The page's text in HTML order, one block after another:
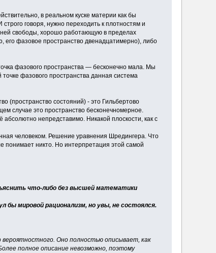
в реальном куске материи как бы
говоря, нужно переходить к плотностям и
свободы, хорошо работающую в пределах
его фазовое пространство двенадцатимерно), либо
фазового пространства — бесконечно мала. Мы
фазового пространства данная система
(пространство состояний) - это Гильбертово
случае это пространство бесконечномерное.
непредставимо. Никакой плоскости, как с
человеком. Решение уравнения Шредингера. Что
понимает никто. Но интерпретация этой самой
что-либо без высшей математики
бы мировой рационализм, но увы, не состоялся.
Оно полностью описывает, как
полное описание невозможно, поэтому